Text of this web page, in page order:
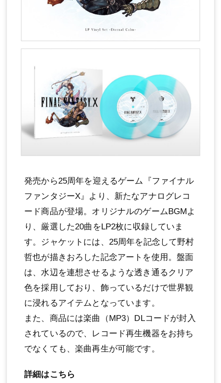
発売から25周年を迎えるゲーム『ファイナル
ファンタジーX』より、新たなアナログレコ
ード商品が登場。オリジナルのゲームBGMよ
り、厳選した20曲をLP2枚に収録していま
す。ジャケットには、25周年を記念して野村
哲也が描きおろした記念アートを使用。盤面
は、水辺を連想させるような透き通るクリア
色を採用しており、飾っているだけで世界観
に浸れるアイテムとなっています。
また、商品には楽曲（MP3）DLコードが封入
されているので、レコード再生機器をお持ち
でなくても、楽曲再生が可能です。
詳細はこちら